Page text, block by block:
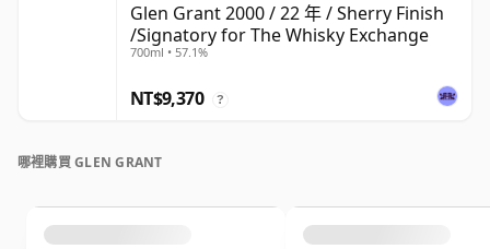
Glen Grant 2000 / 22 年 / Sherry Finish
/Signatory for The Whisky Exchange
700ml • 57.1%
NT$9,370 ?
哪裡購買 GLEN GRANT